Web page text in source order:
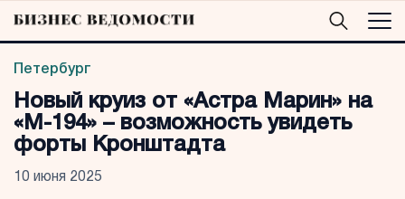
Петербург
Новый круиз от «Астра Марин» на
«М-194» – возможность увидеть
форты Кронштадта
10 июня 2025